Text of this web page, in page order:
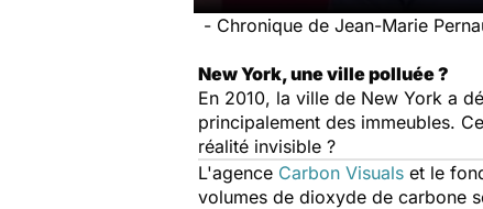
- Chronique de Jean-Marie
New York, une ville polluée ?
En 2010, la ville de New York a
principalement des immeubles.
réalité invisible ?
L'agence Carbon Visuals et le
volumes de dioxyde de carbone